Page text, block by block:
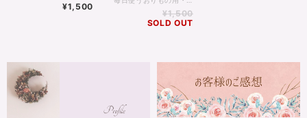
¥1,500
¥1,500
SOLD OUT